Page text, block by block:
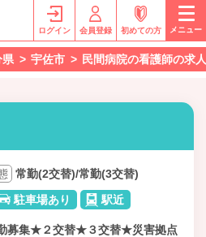
ログイン 会員登録 初めての方 メニュー
県 宇佐市 民間病院の看護師の求人
常勤(2交替)/常勤(3交替)
駐車場あり 駅近
勤募集★２交替★３交替★災害拠点